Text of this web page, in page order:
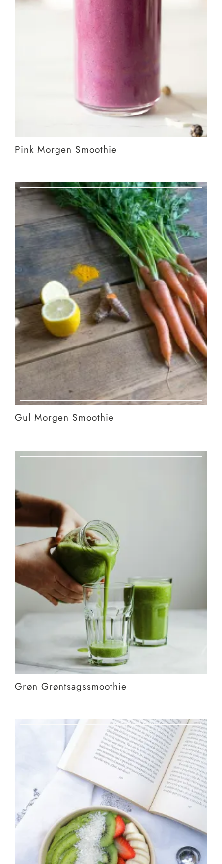
Pink Morgen Smoothie
Gul Morgen Smoothie
Grøn Grøntsagssmoothie